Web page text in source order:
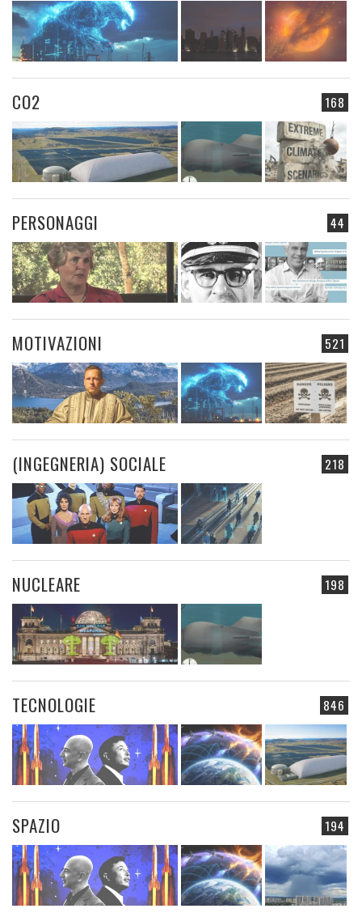
168
CO2
44
PERSONAGGI
521
MOTIVAZIONI
218
(INGEGNERIA) SOCIALE
198
NUCLEARE
846
TECNOLOGIE
194
SPAZIO